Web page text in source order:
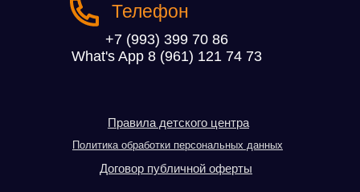
Правила детского центра
Политика обработки персональных данных
Договор публичной оферты
+7 (993) 399 70 86
What's App 8 (961) 121 74 73
Телефон